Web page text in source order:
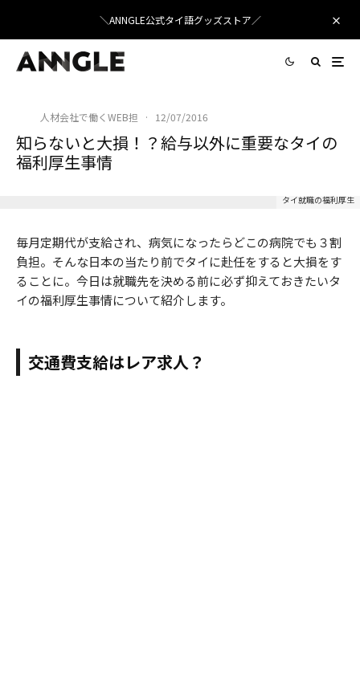
＼ANNGLE公式タイ語グッズストア／
人材会社で働くWEB担 · 12/07/2016
知らないと大損！？給与以外に重要なタイの
福利厚生事情
タイ就職の福利厚生
毎月定期代が支給され、病気になったらどこの病院でも３割
負担。そんな日本の当たり前でタイに赴任をすると大損をす
ることに。今日は就職先を決める前に必ず抑えておきたいタ
イの福利厚生事情について紹介します。
交通費支給はレア求人？